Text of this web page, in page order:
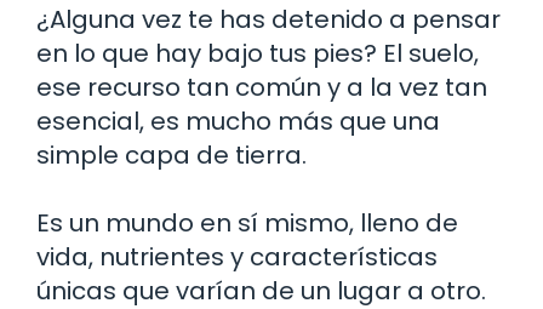
¿Alguna vez te has detenido a pensar
en lo que hay bajo tus pies? El suelo,
ese recurso tan común y a la vez tan
esencial, es mucho más que una
simple capa de tierra.
Es un mundo en sí mismo, lleno de
vida, nutrientes y características
únicas que varían de un lugar a otro.